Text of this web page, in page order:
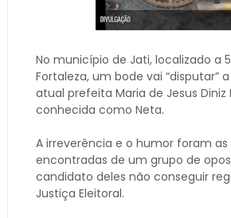
No município de Jati, localizado a
Fortaleza, um bode vai “disputar”
atual prefeita Maria de Jesus Diniz
conhecida como Neta.
A irreverência e o humor foram as
encontradas de um grupo de
candidato deles não conseguir
Justiça Eleitoral.